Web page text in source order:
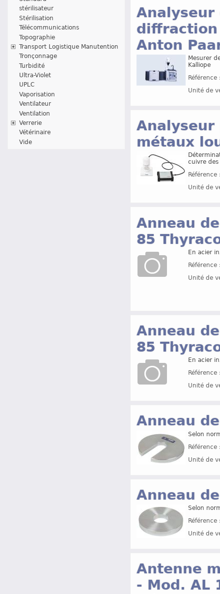
stérilisateur
Stérilisation
Télécommunications
Topographie
Transport Logistique Manutention
Tronçonnage
Turbidité
Ultra-Violet
UPLC
Vaporisation
Ventilateur
Ventilation
Verrerie
Vétérinaire
Vide
diffraction
Anton
Mesurer
Kalliope
Unité de
Analyseur
métaux
cuivre
Unité de
Anneau
85
En acier
Unité de
Anneau
85
En acier
Unité de
Anneau
Selon
Unité de
Anneau
Selon
Unité de
Antenne
- Mod. AL